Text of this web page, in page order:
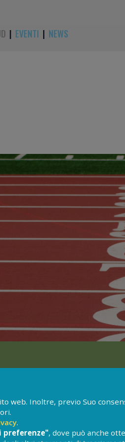
| EVENTI | NEWS
web. Inoltre, previo Suo
.
preferenze", dove può anche